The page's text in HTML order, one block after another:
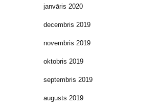
janvāris 2020
decembris 2019
novembris 2019
oktobris 2019
septembris 2019
augusts 2019